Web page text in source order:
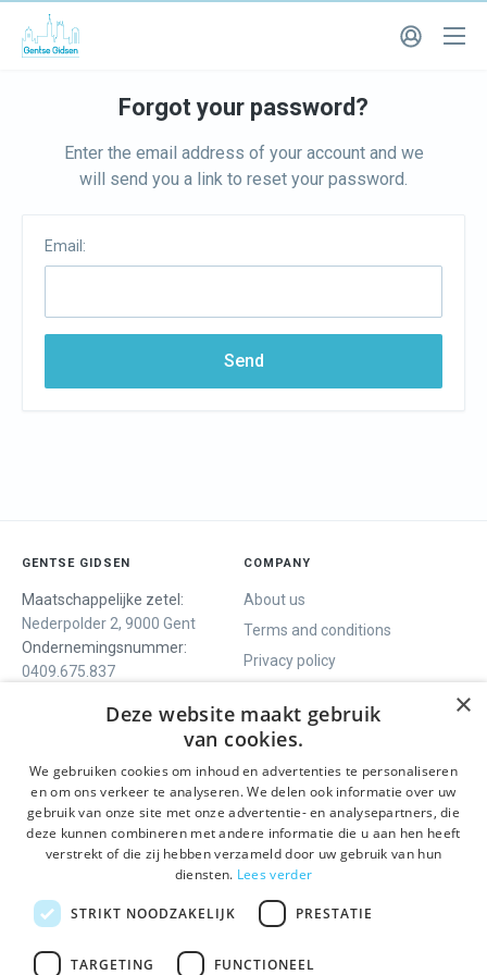
Forgot your password?
Enter the email address of your account and we
will send you a link to reset your password.
Email:
Send
GENTSE GIDSEN
Maatschappelijke zetel:
Nederpolder 2, 9000 Gent
Ondernemingsnummer:
0409.675.837
COMPANY
About us
Terms and conditions
Privacy policy
WE OFFER
Guided tours
One day tour
Activities
SOCIALS
Facebook
Instagram
LinkedIn
STAY INFORMED
×
Deze website maakt gebruik
van cookies.
We gebruiken cookies om inhoud en advertenties te personaliseren
en om ons verkeer te analyseren. We delen ook informatie over uw
gebruik van onze site met onze advertentie- en analysepartners, die
deze kunnen combineren met andere informatie die u aan hen heeft
verstrekt of die zij hebben verzameld door uw gebruik van hun
diensten. Lees verder
STRIKT NOODZAKELIJK PRESTATIE
TARGETING FUNCTIONEEL